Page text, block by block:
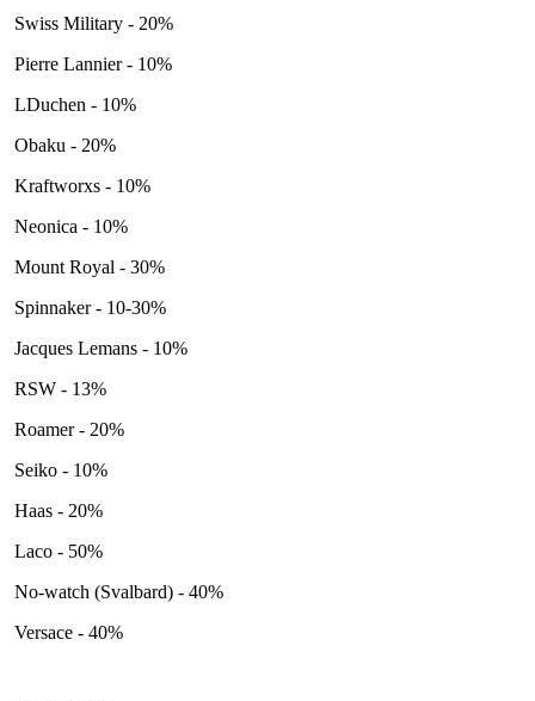
Swiss Military - 20%
Pierre Lannier - 10%
LDuchen - 10%
Obaku - 20%
Kraftworxs - 10%
Neonica - 10%
Mount Royal - 30%
Spinnaker - 10-30%
Jacques Lemans - 10%
RSW - 13%
Roamer - 20%
Seiko - 10%
Haas - 20%
Laco - 50%
No-watch (Svalbard) - 40%
Versace - 40%